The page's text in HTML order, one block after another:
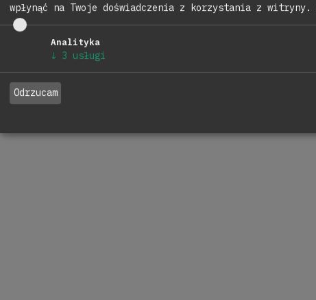
wpłynąć na Twoje doświadczenia z korzystania z witryny.
Analityka
↓ 3 usługi
Odrzucam